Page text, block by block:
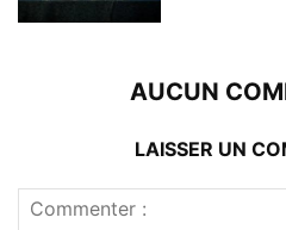
AUCUN
LAISSER UN